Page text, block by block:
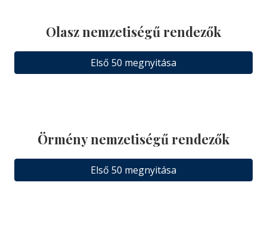
Olasz nemzetiségű rendezők
Első 50 megnyitása
Örmény nemzetiségű rendezők
Első 50 megnyitása